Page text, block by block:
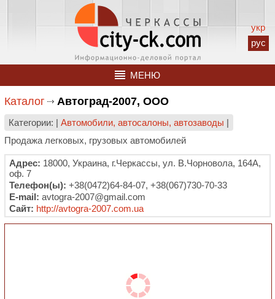
укр
рус
МЕНЮ
Каталог Автоград-2007, ООО
Категории: | Автомобили, автосалоны, автозаводы |
Продажа легковых, грузовых автомобилей
Адрес: 18000, Украина, г.Черкассы, ул. В.Чорновола, 164А,
оф. 7
Телефон(ы): +38(0472)64-84-07, +38(067)730-70-33
E-mail: avtogra-2007@gmail.com
Сайт: http://avtogra-2007.com.ua